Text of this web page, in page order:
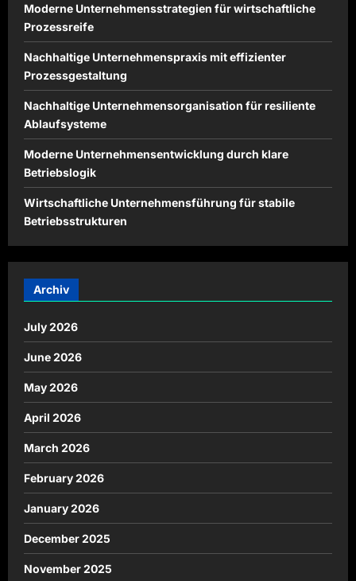
Moderne Unternehmensstrategien für wirtschaftliche
Prozessreife
Nachhaltige Unternehmenspraxis mit effizienter
Prozessgestaltung
Nachhaltige Unternehmensorganisation für resiliente
Ablaufsysteme
Moderne Unternehmensentwicklung durch klare
Betriebslogik
Wirtschaftliche Unternehmensführung für stabile
Betriebsstrukturen
Archiv
July 2026
June 2026
May 2026
April 2026
March 2026
February 2026
January 2026
December 2025
November 2025